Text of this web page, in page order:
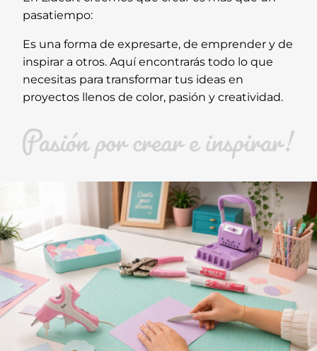
pasatiempo:
Es una forma de expresarte, de emprender y de
inspirar a otros. Aquí encontrarás todo lo que
necesitas para transformar tus ideas en
proyectos llenos de color, pasión y creatividad.